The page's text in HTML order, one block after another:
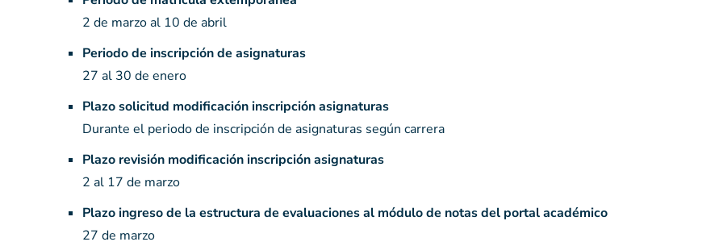
2 de marzo al 10 de abril
Periodo de inscripción de asignaturas
27 al 30 de enero
Plazo solicitud modificación inscripción asignaturas
Durante el periodo de inscripción de asignaturas según carrera
Plazo revisión modificación inscripción asignaturas
2 al 17 de marzo
Plazo ingreso de la estructura de evaluaciones al módulo de notas del portal académico
27 de marzo